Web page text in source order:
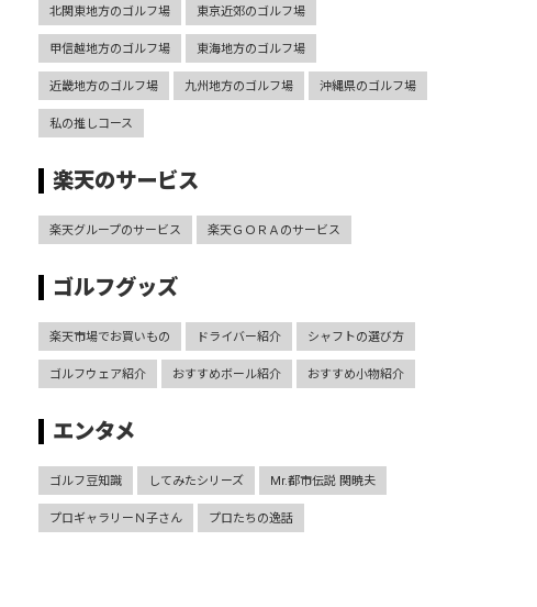
北関東地方のゴルフ場 東京近郊のゴルフ場
甲信越地方のゴルフ場 東海地方のゴルフ場
近畿地方のゴルフ場 九州地方のゴルフ場 沖縄県のゴルフ場
私の推しコース
楽天のサービス
楽天グループのサービス 楽天ＧＯＲＡのサービス
ゴルフグッズ
楽天市場でお買いもの ドライバー紹介 シャフトの選び方
ゴルフウェア紹介 おすすめボール紹介 おすすめ小物紹介
エンタメ
ゴルフ豆知識 してみたシリーズ Mr.都市伝説 関暁夫
プロギャラリーＮ子さん プロたちの逸話